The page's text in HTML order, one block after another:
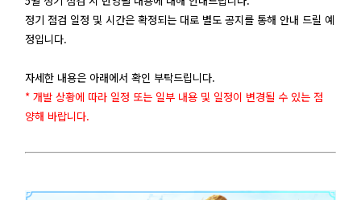
정기 점검 일정 및 시간은 확정되는 대로 별도 공지를 통해 안내 드릴 예
정입니다.
자세한 내용은 아래에서 확인 부탁드립니다.
* 개발 상황에 따라 일정 또는 일부 내용 및 일정이 변경될 수 있는 점
양해 바랍니다.